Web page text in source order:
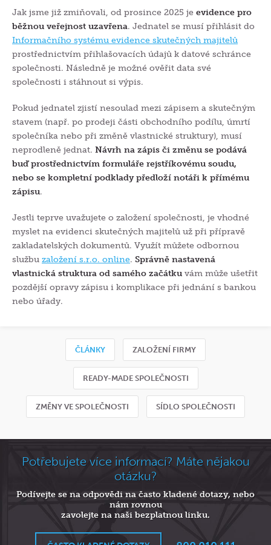
Jak jsme již zmiňovali, od prosince 2025 je evidence pro
běžnou veřejnost uzavřena. Jednatel se musí přihlásit do
Informačního systému evidence skutečných majitelů
prostřednictvím přihlašovacích údajů k datové schránce
společnosti. Následně je možné ověřit data své
společnosti i stáhnout si výpis.
Pokud jednatel zjistí nesoulad mezi zápisem a skutečným
stavem (např. po prodeji části obchodního podílu, úmrtí
společníka nebo při změně vlastnické struktury), musí
neprodleně jednat. Návrh na zápis či změnu se podává
buď prostřednictvím formuláře rejstříkovému soudu,
nebo se kompletní podklady předloží notáři k přímému
zápisu.
Jestli teprve uvažujete o založení společnosti, je vhodné
myslet na evidenci skutečných majitelů už při přípravě
zakladatelských dokumentů. Využít můžete odbornou
službu založení s.r.o. online. Správně nastavená
vlastnická struktura od samého začátku vám může ušetřit
pozdější opravy zápisu i komplikace při jednání s bankou
nebo úřady.
ČLÁNKY ZALOŽENÍ FIRMY
READY-MADE SPOLEČNOSTI
ZMĚNY VE SPOLEČNOSTI SÍDLO SPOLEČNOSTI
Potřebujete více informací? Máte nějakou
otázku?
Podívejte se na odpovědi na často kladené dotazy, nebo
nám rovnou
zavolejte na naši bezplatnou linku.